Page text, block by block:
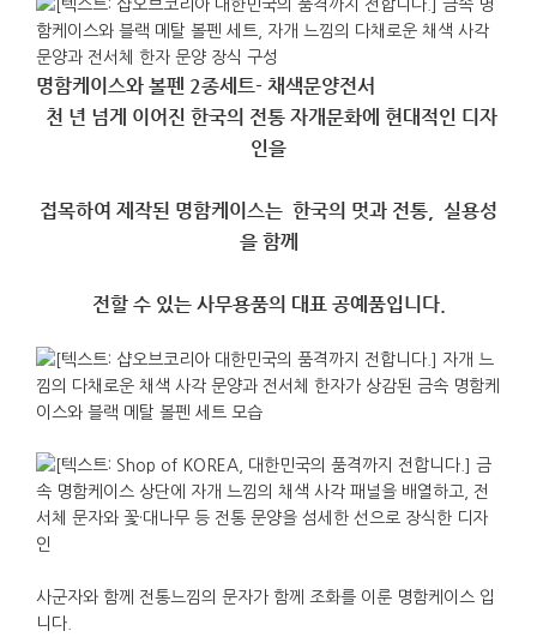
명함케이스와 볼펜 2종세트- 채색문양전서
천 년 넘게 이어진 한국의 전통 자개문화에 현대적인 디자
인을
접목하여 제작된 명함케이스는 한국의 멋과 전통
실용성
을 함께
전할 수 있는 사무용품의 대표 공예품입니다.
사군자와 함께 전통느낌의 문자가 함께 조화를 이룬 명함케이스 입
니다.